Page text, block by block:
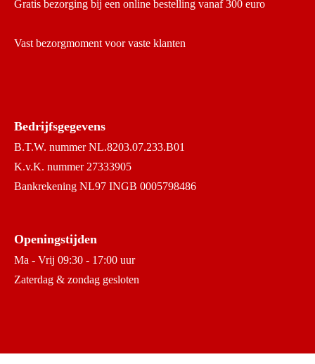
Gratis bezorging bij een online bestelling vanaf 300 euro
Vast bezorgmoment voor vaste klanten
Bedrijfsgegevens
B.T.W. nummer NL.8203.07.233.B01
K.v.K. nummer 27333905
Bankrekening NL97 INGB 0005798486
Openingstijden
Ma - Vrij 09:30 - 17:00 uur
Zaterdag & zondag gesloten